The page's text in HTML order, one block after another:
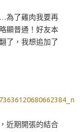
為了雞肉我要再
顯普通！好友本
了，我想追加了
近期開張的結合